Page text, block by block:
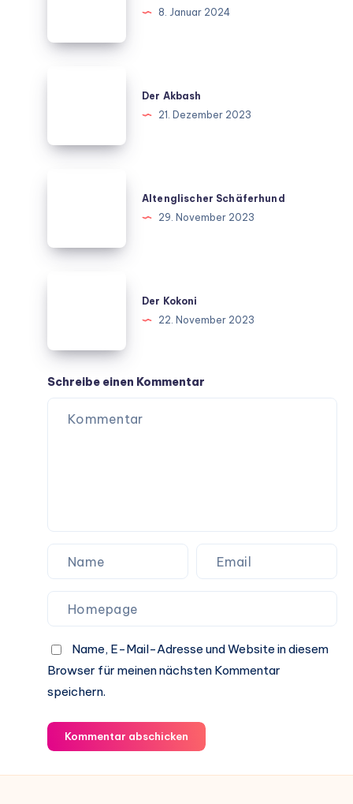
8. Januar 2024
Der Akbash
21. Dezember 2023
Altenglischer Schäferhund
29. November 2023
Der Kokoni
22. November 2023
Schreibe einen Kommentar
Name, E-Mail-Adresse und Website in diesem
Browser für meinen nächsten Kommentar
speichern.
Kommentar abschicken